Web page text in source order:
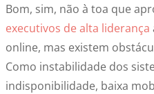
Bom, sim, não à toa que
executivos de alta liderança
online, mas existem
Como instabilidade dos
indisponibilidade, baixa